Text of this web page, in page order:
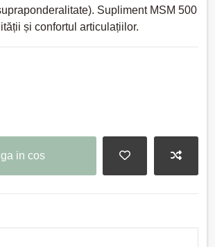
Supliment MSM 500
și confortul articulațiilor.
in cos